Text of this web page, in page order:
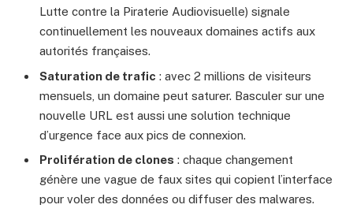
Lutte contre la Piraterie Audiovisuelle) signale
continuellement les nouveaux domaines actifs aux
autorités françaises.
Saturation de trafic : avec 2 millions de visiteurs
mensuels, un domaine peut saturer. Basculer sur une
nouvelle URL est aussi une solution technique
d’urgence face aux pics de connexion.
Prolifération de clones : chaque changement
génère une vague de faux sites qui copient l’interface
pour voler des données ou diffuser des malwares.